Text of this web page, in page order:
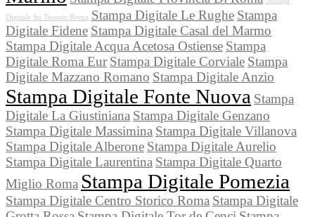
Digitale Su Tessuto Roma Stampa Digitale Le Rughe Stampa
Digitale Fidene Stampa Digitale Casal del Marmo
Stampa Digitale Acqua Acetosa Ostiense Stampa
Digitale Roma Eur Stampa Digitale Corviale Stampa
Digitale Mazzano Romano Stampa Digitale Anzio
Stampa Digitale Fonte Nuova Stampa
Digitale La Giustiniana Stampa Digitale Genzano
Stampa Digitale Massimina Stampa Digitale Villanova
Stampa Digitale Alberone Stampa Digitale Aurelio
Stampa Digitale Laurentina Stampa Digitale Quarto
Miglio Roma Stampa Digitale Pomezia
Stampa Digitale Centro Storico Roma Stampa Digitale